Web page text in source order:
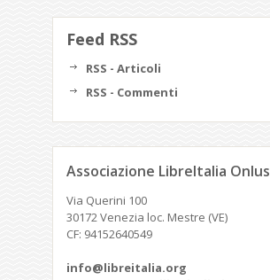
Feed RSS
RSS - Articoli
RSS - Commenti
Associazione LibreItalia Onlus
Via Querini 100
30172 Venezia loc. Mestre (VE)
CF: 94152640549
info@libreitalia.org